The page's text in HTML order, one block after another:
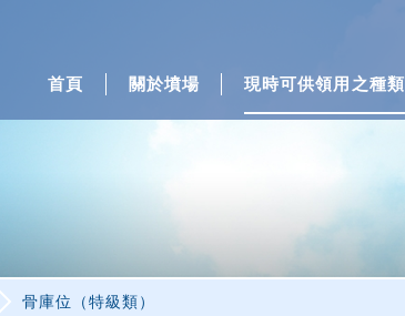
首頁 關於墳場 現時可供領用之種類
骨庫位（特級類）